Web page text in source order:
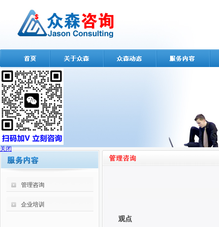
管理咨询
企业培训
观点
关闭